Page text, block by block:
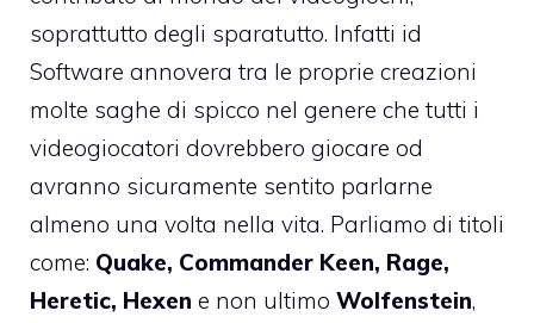
soprattutto degli sparatutto. Infatti id
Software annovera tra le proprie creazioni
molte saghe di spicco nel genere che tutti i
videogiocatori dovrebbero giocare od
avranno sicuramente sentito parlarne
almeno una volta nella vita. Parliamo di titoli
come: Quake, Commander Keen, Rage,
Heretic, Hexen e non ultimo Wolfenstein,